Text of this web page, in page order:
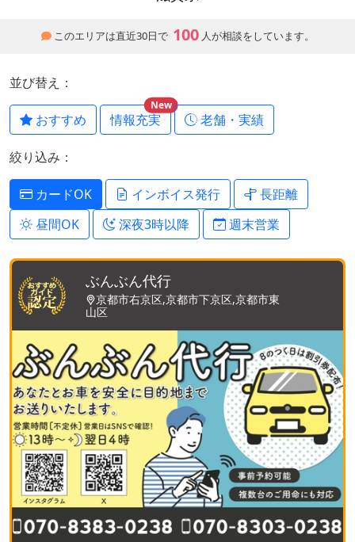
このエリアは直近30日で 100 人が相談をしています。
並び替え：
おすすめ 情報充実
New
老舗・実績
絞り込み：
カードOK インボイス発行
長距離
昼間OK
深夜3時以降 週末営業
ぶんぶん代行
京都市右京区,京都市下京区,京都市東
山区